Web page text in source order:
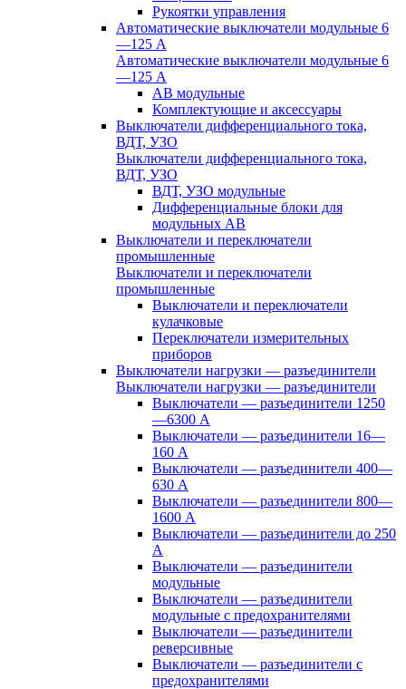
Рукоятки управления
Автоматические выключатели модульные 6
—125 А
Автоматические выключатели модульные 6
—125 А
АВ модульные
Комплектующие и аксессуары
Выключатели дифференциального тока,
ВДТ, УЗО
Выключатели дифференциального тока,
ВДТ, УЗО
ВДТ, УЗО модульные
Дифференциальные блоки для
модульных АВ
Выключатели и переключатели
промышленные
Выключатели и переключатели
промышленные
Выключатели и переключатели
кулачковые
Переключатели измерительных
приборов
Выключатели нагрузки — разъединители
Выключатели нагрузки — разъединители
Выключатели — разъединители 1250
—6300 А
Выключатели — разъединители 16—
160 А
Выключатели — разъединители 400—
630 А
Выключатели — разъединители 800—
1600 А
Выключатели — разъединители до 250
А
Выключатели — разъединители
модульные
Выключатели — разъединители
модульные с предохранителями
Выключатели — разъединители
реверсивные
Выключатели — разъединители с
предохранителями